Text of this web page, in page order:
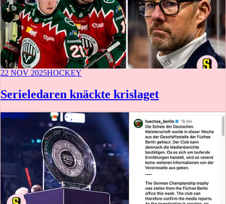
22 NOV 2025HOCKEY
Serieledaren knäckte krislaget